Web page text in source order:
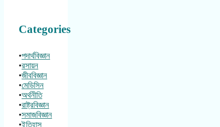
Categories
•পদার্থবিজ্ঞান
•রসায়ন
•জীববিজ্ঞান
•মেডিসিন
•অর্থনীতি
•রাষ্ট্রবিজ্ঞান
•সমাজবিজ্ঞান
•ইতিহাস